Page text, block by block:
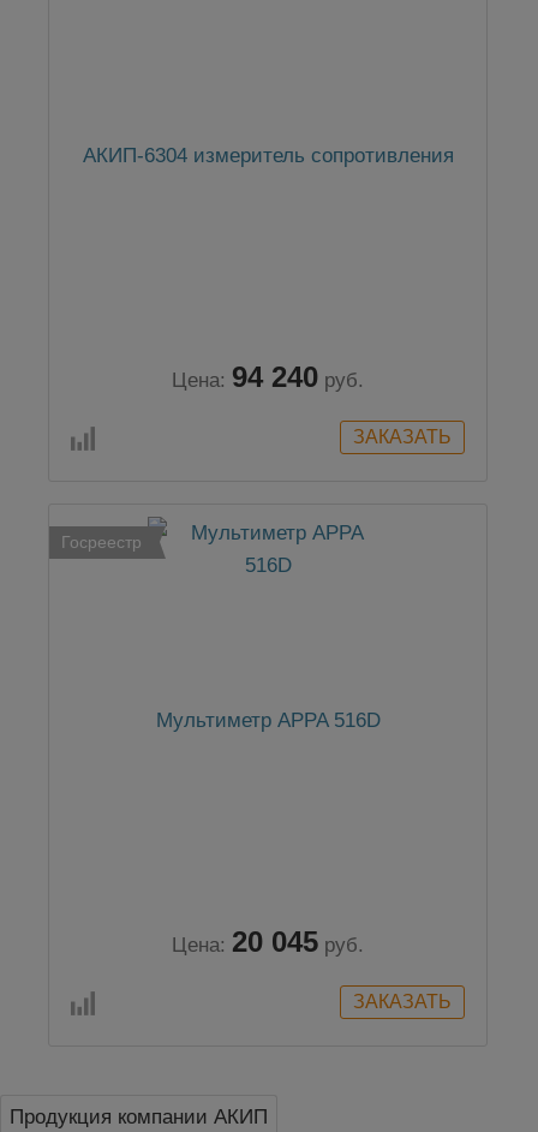
АКИП-6304 измеритель сопротивления
Цена: 94 240 руб.
Госреестр
Мультиметр APPA 516D
Цена: 20 045 руб.
Продукция компании АКИП